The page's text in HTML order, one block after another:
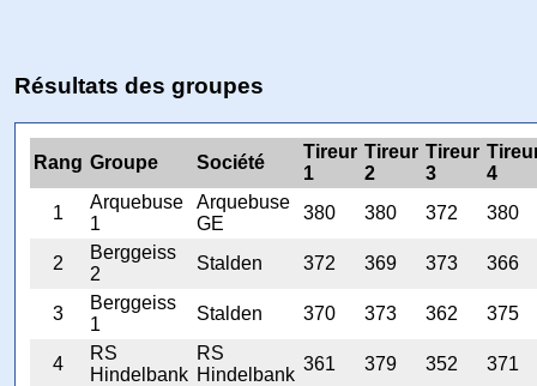
Résultats des groupes
Rang Groupe Société
Tireur
1
Tireur
2
Tireur
3
4
1
Arquebuse
1
Arquebuse
GE
380 380 372 380
2
Berggeiss
2
Stalden 372 369 373 366
3
Berggeiss
1
Stalden 370 373 362 375
4
RS
Hindelbank
RS
Hindelbank
361 379 352 371